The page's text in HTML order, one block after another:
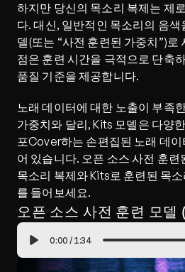
하지만 당신의 목소리 복제는 제
다. 대신, 일반적인 목소리의 음
델(또는 “사전 훈련된 가중치”)로
점은 훈련 시간을 극적으로 단축
품질 기준을 제공합니다.
노래 데이터에 대한 노출이 부족
가중치와 달리, Kits 모델은 다양
포Cover하는 손편집된 노래 데
어 있습니다. 오픈 소스 사전 훈
목소리 복제와 Kits로 훈련된 목
를 들어보세요.
오픈 소스 사전 훈련 모델
0:00 / 1:34